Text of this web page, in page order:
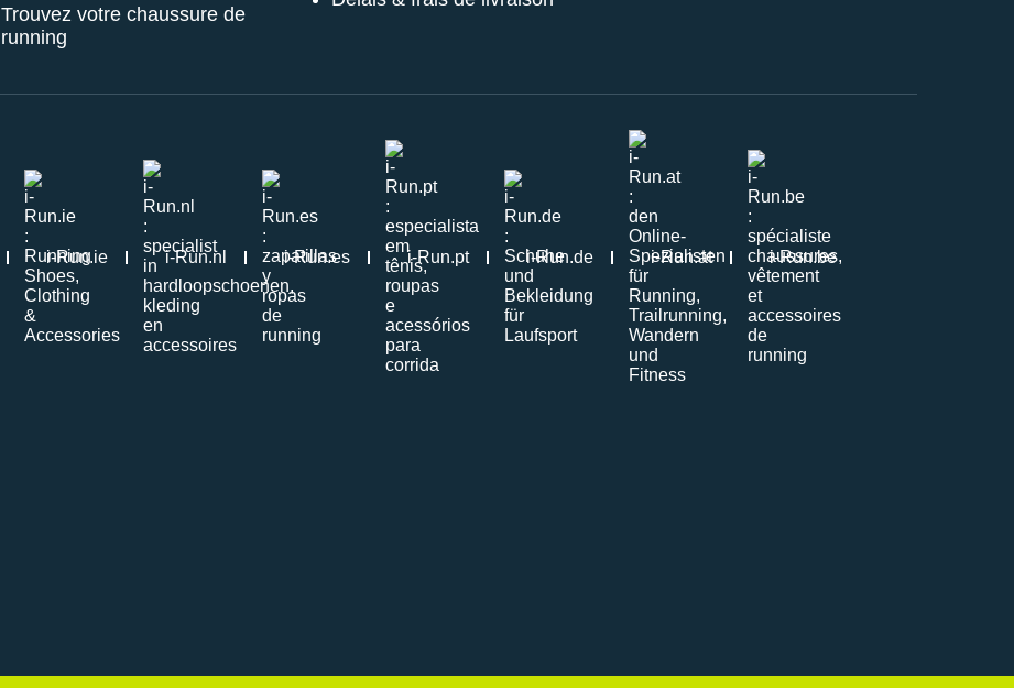
Trouvez votre chaussure de
running
i-Run.ie i-Run.nl i-Run.es i-Run.pt i-Run.de i-Run.at i-Run.be